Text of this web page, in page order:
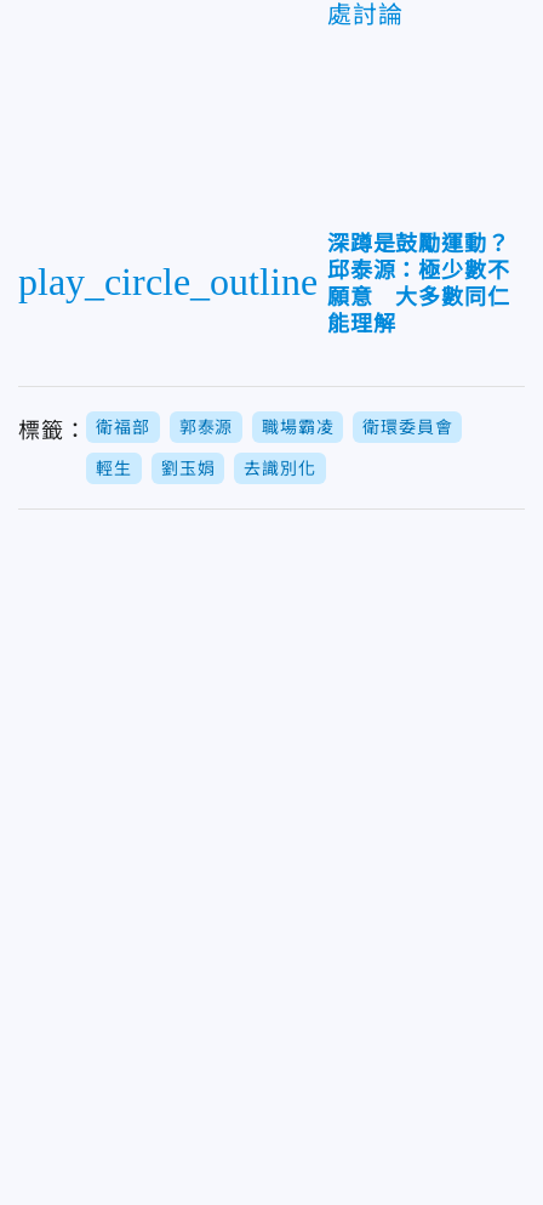
處討論
play_circle_outline
深蹲是鼓勵運動？
邱泰源：極少數不
願意 大多數同仁
能理解
標籤： 衛福部 郭泰源 職場霸凌 衛環委員會
輕生 劉玉娟 去識別化